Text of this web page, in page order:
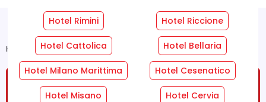
Hotel Rimini Hotel Riccione
Hotel Cattolica Hotel Bellaria
Hotel Milano Marittima Hotel Cesenatico
Hotel Misano Hotel Cervia
Home Strutture»Hotel Residence Charles
RICHIEDI UN PREVENTIVO GRATUITO SENZA